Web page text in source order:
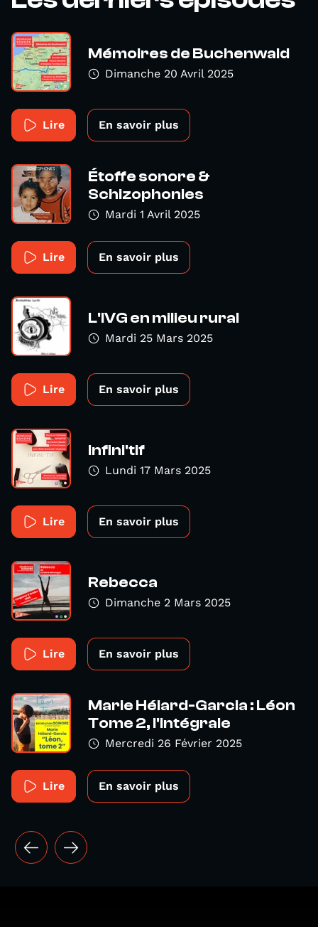
Mémoires de Buchenwald
Dimanche 20 Avril 2025
Lire En savoir plus
Étoffe sonore &
Schizophonies
Mardi 1 Avril 2025
Lire En savoir plus
L'IVG en milieu rural
Mardi 25 Mars 2025
Lire En savoir plus
Infini'tif
Lundi 17 Mars 2025
Lire En savoir plus
Rebecca
Dimanche 2 Mars 2025
Lire En savoir plus
Marie Hélard-Garcia : Léon
Tome 2, l'intégrale
Mercredi 26 Février 2025
Lire En savoir plus